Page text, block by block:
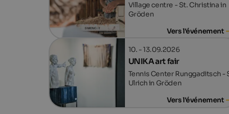
Village centre - St. Christina in
Gröden
Vers l'événement
10. - 13.09.2026
UNIKA art fair
Tennis Center Runggaditsch -
Ulrich in Gröden
Vers l'événement